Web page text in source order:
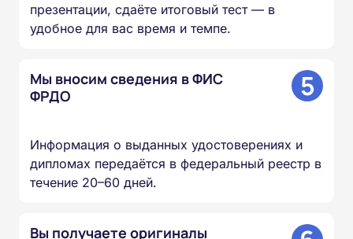
презентации, сдаёте итоговый тест — в
удобное для вас время и темпе.
Мы вносим сведения в ФИС
ФРДО
5
Информация о выданных удостоверениях и
дипломах передаётся в федеральный реестр в
течение 20–60 дней.
Вы получаете оригиналы